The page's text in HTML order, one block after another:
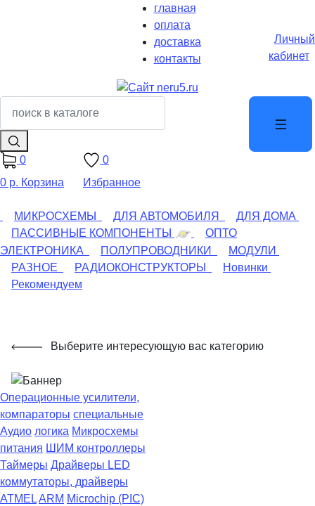
главная
оплата
доставка
контакты
Личный
кабинет
0
0 р. Корзина
0
Избранное
МИКРОСХЕМЫ ДЛЯ АВТОМОБИЛЯ
ДЛЯ ДОМА
ПАССИВНЫЕ КОМПОНЕНТЫ
ОПТО
ЭЛЕКТРОНИКА
ПОЛУПРОВОДНИКИ
МОДУЛИ
РАЗНОЕ
РАДИОКОНСТРУКТОРЫ
Новинки
Рекомендуем
Выберите интересующую вас категорию
Операционные усилители,
компараторы специальные
Аудио логика Микросхемы
питания ШИМ контроллеры
Таймеры Драйверы LED
коммутаторы, драйверы
ATMELARM Microchip (PIC)